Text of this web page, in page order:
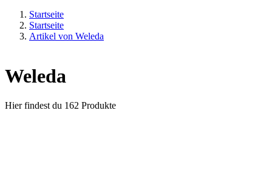
Startseite
Startseite
Artikel von Weleda
Weleda
Hier findest du 162 Produkte